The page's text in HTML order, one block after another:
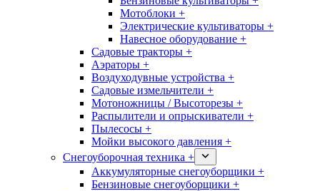
Мотоблоки +
Электрические культиваторы +
Навесное оборудование +
Садовые тракторы +
Аэраторы +
Воздуходувные устройства +
Садовые измельчители +
Мотоножницы / Высоторезы +
Распылители и опрыскиватели +
Пылесосы +
Мойки высокого давления +
Снегоуборочная техника +
Аккумуляторные снегоуборщики +
Бензиновые снегоуборщики +